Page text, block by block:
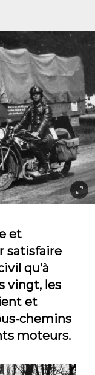
et
satisfaire
qu’à
vingt, les
et
chemins
moteurs.